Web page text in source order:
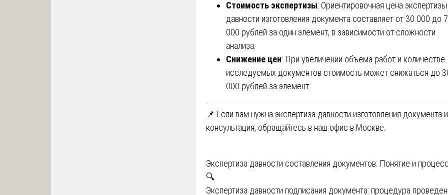
Стоимость экспертизы: Ориентировочная цена экспертизы
давности изготовления документа составляет от 30 000 до
000 рублей за один элемент, в зависимости от сложности
анализа.
Снижение цен: При увеличении объема работ и количестве
исследуемых документов стоимость может снижаться до
000 рублей за элемент.
📌 Если вам нужна экспертиза давности изготовления документа
консультация, обращайтесь в наш офис в Москве.
Навигация
по
Экспертиза давности составления документов: Понятие и
🔍
Экспертиза давности подписания документа: процедура